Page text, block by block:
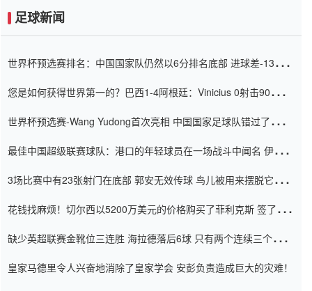
足球新闻
世界杯预选赛排名：中国国家队仍然以6分排名底部 进球差-13令人
您是如何获得世界第一的？巴西1-4阿根廷：Vinicius 0射击90分钟
世界杯预选赛-Wang Yudong首次亮相 中国国家足球队错过了世界
最佳中国超级联赛球队：港口的年轻球员在一场战斗中闻名 伊万放
3场比赛中有23张射门在底部 郭安无效传球 鸟儿被用来摆脱它
花钱找麻烦！切尔西以5200万美元的价格购买了菲利克斯 签了7年
缺少英超联赛金靴位三连胜 海拉德落后6球 只有两个连续三个连续
皇家马德里令人兴奋地消除了皇家学会 安彭负责造成巨大的灾难！